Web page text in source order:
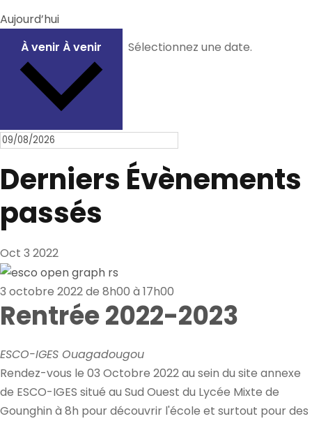
Aujourd’hui
À venir À venir Sélectionnez une date.
Derniers Évènements
passés
Oct 3 2022
3 octobre 2022 de 8h00 à 17h00
Rentrée 2022-2023
ESCO-IGES Ouagadougou
Rendez-vous le 03 Octobre 2022 au sein du site annexe
de ESCO-IGES situé au Sud Ouest du Lycée Mixte de
Gounghin à 8h pour découvrir l'école et surtout pour des